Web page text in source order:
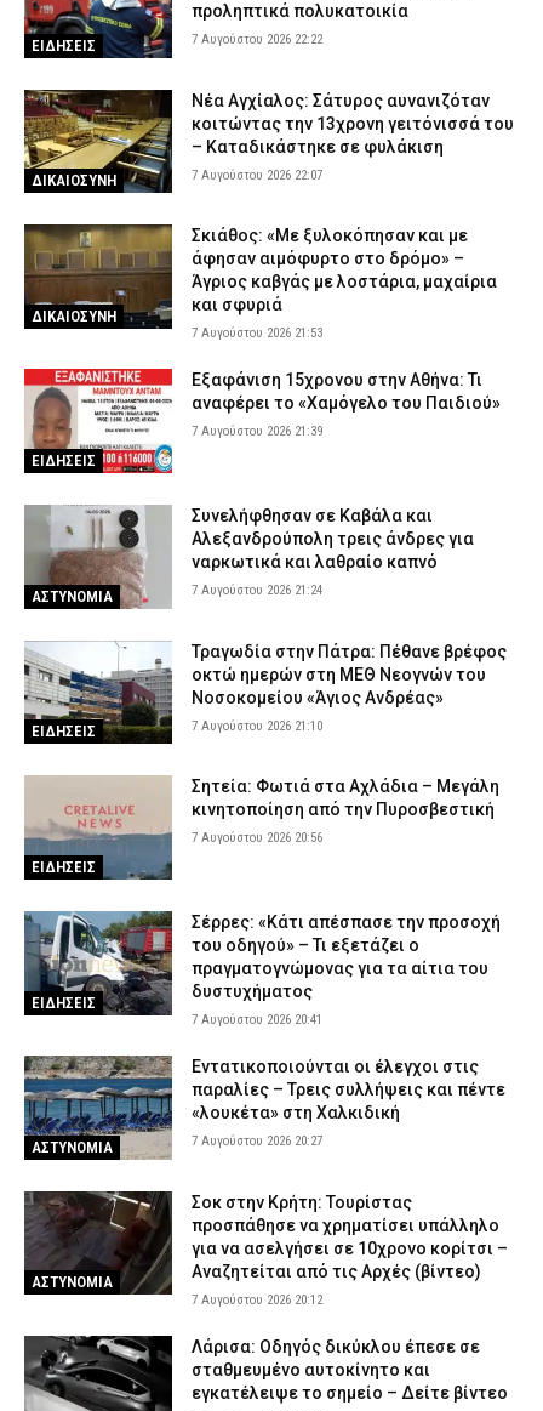
ΕΙΔΗΣΕΙΣ
προληπτικά πολυκατοικία
7 Αυγούστου 2026 22:22
ΔΙΚΑΙΟΣΥΝΗ
Νέα Αγχίαλος: Σάτυρος αυνανιζόταν
κοιτώντας την 13χρονη γειτόνισσά του
– Καταδικάστηκε σε φυλάκιση
7 Αυγούστου 2026 22:07
ΔΙΚΑΙΟΣΥΝΗ
Σκιάθος: «Με ξυλοκόπησαν και με
άφησαν αιμόφυρτο στο δρόμο» –
Άγριος καβγάς με λοστάρια, μαχαίρια
και σφυριά
7 Αυγούστου 2026 21:53
ΕΙΔΗΣΕΙΣ
Εξαφάνιση 15χρονου στην Αθήνα: Τι
αναφέρει το «Χαμόγελο του Παιδιού»
7 Αυγούστου 2026 21:39
ΑΣΤΥΝΟΜΙΑ
Συνελήφθησαν σε Καβάλα και
Αλεξανδρούπολη τρεις άνδρες για
ναρκωτικά και λαθραίο καπνό
7 Αυγούστου 2026 21:24
ΕΙΔΗΣΕΙΣ
Τραγωδία στην Πάτρα: Πέθανε βρέφος
οκτώ ημερών στη ΜΕΘ Νεογνών του
Νοσοκομείου «Άγιος Ανδρέας»
7 Αυγούστου 2026 21:10
ΕΙΔΗΣΕΙΣ
Σητεία: Φωτιά στα Αχλάδια – Μεγάλη
κινητοποίηση από την Πυροσβεστική
7 Αυγούστου 2026 20:56
ΕΙΔΗΣΕΙΣ
Σέρρες: «Κάτι απέσπασε την προσοχή
του οδηγού» – Τι εξετάζει ο
πραγματογνώμονας για τα αίτια του
δυστυχήματος
7 Αυγούστου 2026 20:41
ΑΣΤΥΝΟΜΙΑ
Εντατικοποιούνται οι έλεγχοι στις
παραλίες – Τρεις συλλήψεις και πέντε
«λουκέτα» στη Χαλκιδική
7 Αυγούστου 2026 20:27
ΑΣΤΥΝΟΜΙΑ
Σοκ στην Κρήτη: Τουρίστας
προσπάθησε να χρηματίσει υπάλληλο
για να ασελγήσει σε 10χρονο κορίτσι –
Αναζητείται από τις Αρχές (βίντεο)
7 Αυγούστου 2026 20:12
Λάρισα: Οδηγός δικύκλου έπεσε σε
σταθμευμένο αυτοκίνητο και
εγκατέλειψε το σημείο – Δείτε βίντεο